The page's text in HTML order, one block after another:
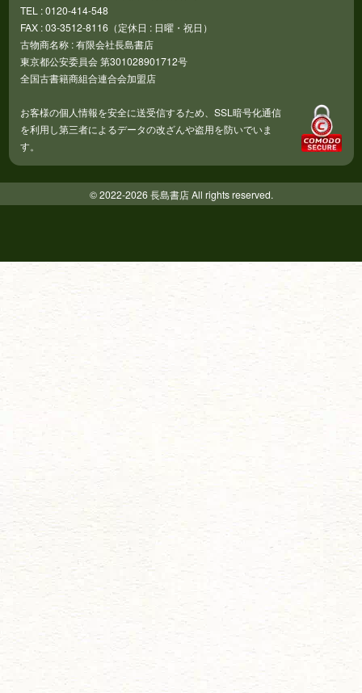
TEL : 0120-414-548
FAX : 03-3512-8116（定休日 : 日曜・祝日）
古物商名称 : 有限会社長島書店
東京都公安委員会 第301028901712号
全国古書籍商組合連合会加盟店
お客様の個人情報を安全に送受信するため、SSL暗号化通信
を利用し第三者によるデータの改ざんや盗用を防いでいま
す。
© 2022-2026 長島書店 All rights reserved.